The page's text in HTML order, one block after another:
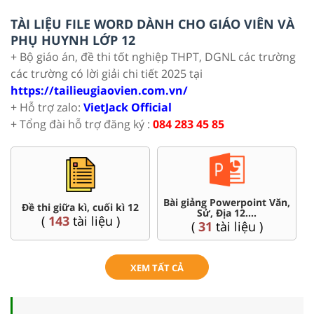
TÀI LIỆU FILE WORD DÀNH CHO GIÁO VIÊN VÀ
PHỤ HUYNH LỚP 12
+ Bộ giáo án, đề thi tốt nghiệp THPT, DGNL các trường
các trường có lời giải chi tiết 2025 tại
https://tailieugiaovien.com.vn/
+ Hỗ trợ zalo: VietJack Official
+ Tổng đài hỗ trợ đăng ký : 084 283 45 85
Đề thi giữa kì, cuối kì 12
( 143tài liệu )
Bài giảng Powerpoint Văn,
Sử, Địa 12....
( 31 tài liệu )
XEM TẤT CẢ